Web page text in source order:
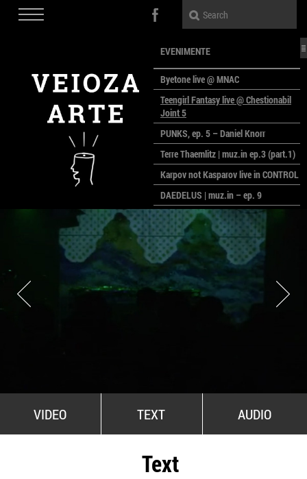
EVENIMENTE
Byetone live @ MNAC
Teengirl Fantasy live @ Chestionabil
Joint 5
PUNKS, ep. 5 – Daniel Knorr
Terre Thaemlitz | muz.in ep.3 (part.1)
Karpov not Kasparov live in CONTROL
DAEDELUS | muz.in – ep. 9
LALELE, LALELE – prima premieră a
anului la MACAZ
CinePOLSKA – filme poloneze la
București
PEOPLE OF ROMANIA se lansează la
galeria Simeza
All Stars For Outernational
VIDEO TEXT AUDIO
Text